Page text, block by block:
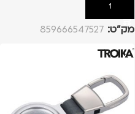
הוספה לסל
מק”ט: 859666547527